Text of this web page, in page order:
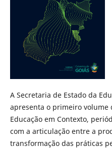
A Secretaria de Estado da
apresenta o primeiro volume
Educação em Contexto,
com a articulação entre a
transformação das práticas